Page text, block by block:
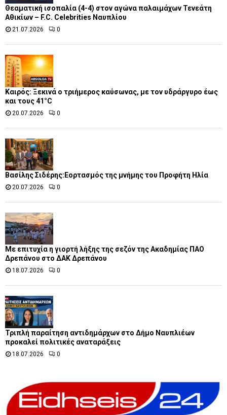
Θεαματική ισοπαλία (4-4) στον αγώνα παλαιμάχων Τενεάτη
Αθικίων – F.C. Celebrities Ναυπλίου
21.07.2026 0
Καιρός: Ξεκινά ο τριήμερος καύσωνας, με τον υδράργυρο έως
και τους 41°C
20.07.2026 0
Βασίλης Σιδέρης:Εορτασμός της μνήμης του Προφήτη Ηλία
20.07.2026 0
Με επιτυχία η γιορτή λήξης της σεζόν της Ακαδημίας ΠΑΟ
Δρεπάνου στο ΔΑΚ Δρεπάνου
18.07.2026 0
Τριπλή παραίτηση αντιδημάρχων στο Δήμο Ναυπλιέων
προκαλεί πολιτικές αναταράξεις
18.07.2026 0